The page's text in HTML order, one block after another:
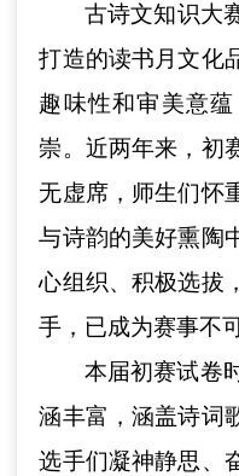
古诗文知识大
打造的读书月文化
趣味性和审美意
崇。近两年来，初
无虚席，师生们怀
与诗韵的美好熏陶
心组织、积极选拔
手，已成为赛事不
本届初赛试卷
涵丰富，涵盖诗词
选手们凝神静思、